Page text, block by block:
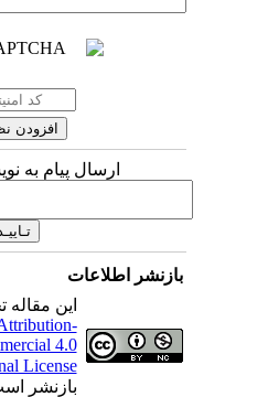
ارسال پیام به
بازنشر اطلاعات
این مقاله
Attribution-
4.0
License
بازنشر